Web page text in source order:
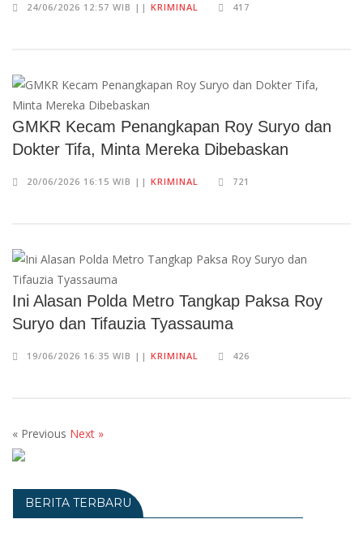
24/06/2026 12:57 WIB || KRIMINAL 417
GMKR Kecam Penangkapan Roy Suryo dan
Dokter Tifa, Minta Mereka Dibebaskan
20/06/2026 16:15 WIB || KRIMINAL 721
Ini Alasan Polda Metro Tangkap Paksa Roy
Suryo dan Tifauzia Tyassauma
19/06/2026 16:35 WIB || KRIMINAL 426
« Previous Next »
BERITA TERBARU